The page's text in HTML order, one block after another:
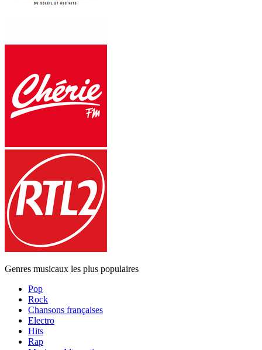
Genres musicaux les plus populaires
Pop
Rock
Chansons françaises
Electro
Hits
Rap